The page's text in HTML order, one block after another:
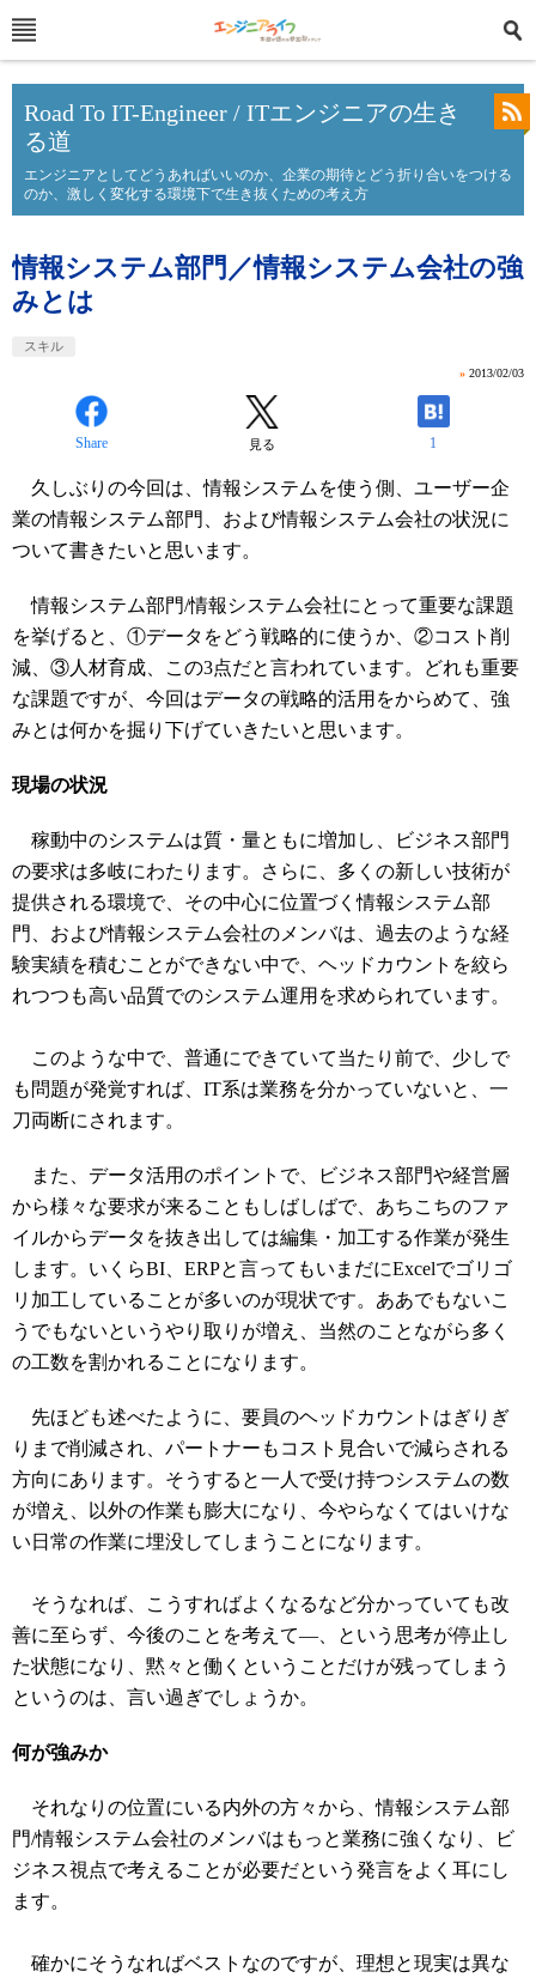
Road To IT-Engineer / ITエンジニアの生き
る道
エンジニアとしてどうあればいいのか、企業の期待とどう折り合いをつける
のか、激しく変化する環境下で生き抜くための考え方
情報システム部門／情報システム会社の強
みとは
スキル
» 2013/02/03
Share 見る 1
久しぶりの今回は、情報システムを使う側、ユーザー企
業の情報システム部門、および情報システム会社の状況に
ついて書きたいと思います。
情報システム部門/情報システム会社にとって重要な課題
を挙げると、①データをどう戦略的に使うか、②コスト削
減、③人材育成、この3点だと言われています。どれも重要
な課題ですが、今回はデータの戦略的活用をからめて、強
みとは何かを掘り下げていきたいと思います。
現場の状況
稼動中のシステムは質・量ともに増加し、ビジネス部門
の要求は多岐にわたります。さらに、多くの新しい技術が
提供される環境で、その中心に位置づく情報システム部
門、および情報システム会社のメンバは、過去のような経
験実績を積むことができない中で、ヘッドカウントを絞ら
れつつも高い品質でのシステム運用を求められています。
このような中で、普通にできていて当たり前で、少しで
も問題が発覚すれば、IT系は業務を分かっていないと、一
刀両断にされます。
また、データ活用のポイントで、ビジネス部門や経営層
から様々な要求が来ることもしばしばで、あちこちのファ
イルからデータを抜き出しては編集・加工する作業が発生
します。いくらBI、ERPと言ってもいまだにExcelでゴリゴ
リ加工していることが多いのが現状です。ああでもないこ
うでもないというやり取りが増え、当然のことながら多く
の工数を割かれることになります。
先ほども述べたように、要員のヘッドカウントはぎりぎ
りまで削減され、パートナーもコスト見合いで減らされる
方向にあります。そうすると一人で受け持つシステムの数
が増え、以外の作業も膨大になり、今やらなくてはいけな
い日常の作業に埋没してしまうことになります。
そうなれば、こうすればよくなるなど分かっていても改
善に至らず、今後のことを考えて―、という思考が停止し
た状態になり、黙々と働くということだけが残ってしまう
というのは、言い過ぎでしょうか。
何が強みか
それなりの位置にいる内外の方々から、情報システム部
門/情報システム会社のメンバはもっと業務に強くなり、ビ
ジネス視点で考えることが必要だという発言をよく耳にし
ます。
確かにそうなればベストなのですが、理想と現実は異な